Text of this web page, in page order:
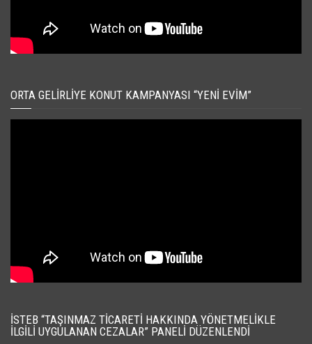
ORTA GELIRLIYE KONUT KAMPANYASI “YENI EVIM”
İSTEB “TAŞINMAZ TICARETI HAKKINDA YÖNETMELIKLE
İLGILI UYGULANAN CEZALAR” PANELI DÜZENLENDI